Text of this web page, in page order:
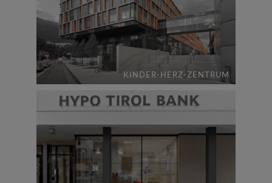
KINDER-HERZ-ZENTRUM